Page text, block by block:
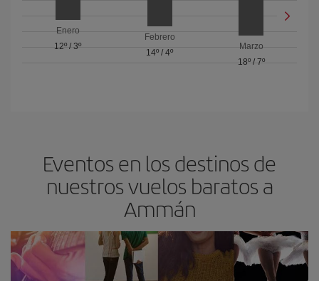
Enero
12º /3º
Febrero
14º / 4º
Marzo
18º/ 7º
Eventos en los destinos de
nuestros vuelos baratos a
Ammán